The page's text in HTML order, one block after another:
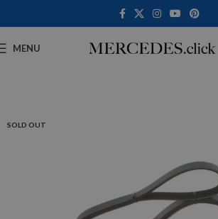
MENU
SOLD OUT